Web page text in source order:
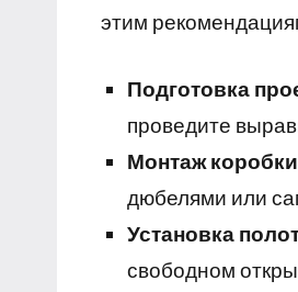
этим
Подготовка
проведите
Монтаж коробки
дюбелями или
Установка
свободном